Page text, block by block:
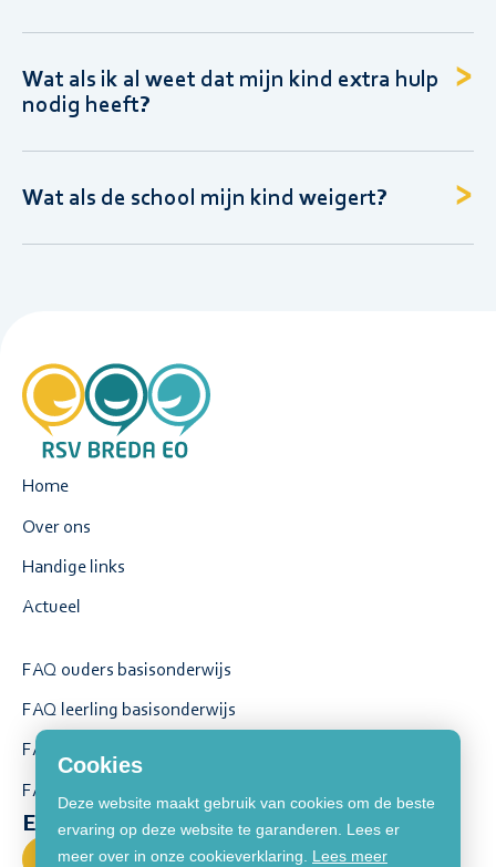
Cookies
Deze website maakt gebruik van cookies om de beste
ervaring op deze website te garanderen. Lees er
meer over in onze cookieverklaring. Lees meer
Wat als ik al weet dat mijn kind extra hulp
nodig heeft?
Wat als de school mijn kind weigert?
Home
Over ons
Handige links
Actueel
FAQ ouders basisonderwijs
FAQ leerling basisonderwijs
FAQ ouders voortgezet onderwijs
FAQ leerling voortgezet onderwijs
Een vraag stellen?
Contact